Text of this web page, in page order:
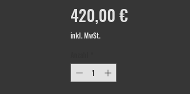
420,00 €Preis
inkl. MwSt.